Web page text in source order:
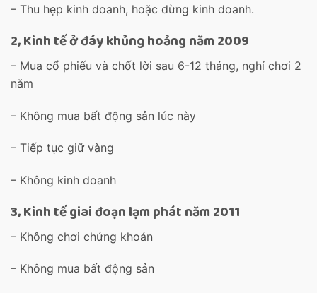
– Thu hẹp kinh doanh, hoặc dừng kinh doanh.
2, Kinh tế ở đáy khủng hoảng năm 2009
– Mua cổ phiếu và chốt lời sau 6-12 tháng, nghỉ chơi 2
năm
– Không mua bất động sản lúc này
– Tiếp tục giữ vàng
– Không kinh doanh
3, Kinh tế giai đoạn lạm phát năm 2011
– Không chơi chứng khoán
– Không mua bất động sản